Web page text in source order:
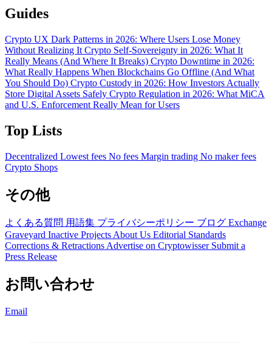
Guides
Crypto UX Dark Patterns in 2026: Where Users Lose Money
Without Realizing It Crypto Self-Sovereignty in 2026: What It
Really Means (And Where It Breaks) Crypto Downtime in 2026:
What Really Happens When Blockchains Go Offline (And What
You Should Do) Crypto Custody in 2026: How Investors Actually
Store Digital Assets Safely Crypto Regulation in 2026: What MiCA
and U.S. Enforcement Really Mean for Users
Top Lists
Decentralized Lowest fees No fees Margin trading No maker fees
Crypto Shops
その他
よくある質問 用語集 プライバシーポリシー ブログ Exchange
Graveyard Inactive Projects About Us Editorial Standards
Corrections & Retractions Advertise on Cryptowisser Submit a
Press Release
お問い合わせ
Email